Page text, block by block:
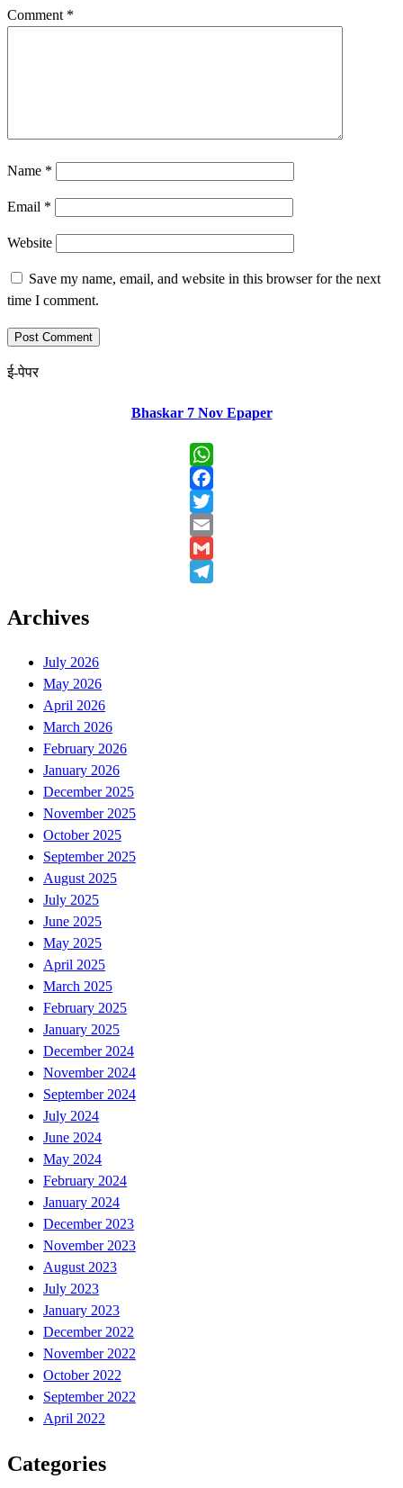
Comment *
Name *
Email *
Website
Save my name, email, and website in this browser for the next
time I comment.
ई-पेपर
Bhaskar 7 Nov Epaper
WhatsApp
Facebook
Twitter
Email
Gmail
Archives
July 2026
May 2026
April 2026
March 2026
February 2026
January 2026
December 2025
November 2025
October 2025
September 2025
August 2025
July 2025
June 2025
May 2025
April 2025
March 2025
February 2025
January 2025
December 2024
November 2024
September 2024
July 2024
June 2024
May 2024
February 2024
January 2024
December 2023
November 2023
August 2023
July 2023
January 2023
December 2022
November 2022
October 2022
September 2022
April 2022
Categories